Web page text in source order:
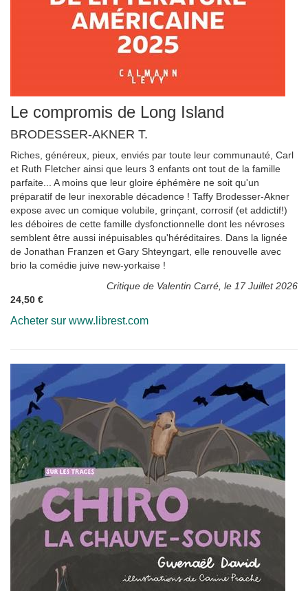
Le compromis de Long Island
BRODESSER-AKNER T.
Riches, généreux, pieux, enviés par toute leur communauté, Carl
et Ruth Fletcher ainsi que leurs 3 enfants ont tout de la famille
parfaite... A moins que leur gloire éphémère ne soit qu'un
préparatif de leur inexorable décadence ! Taffy Brodesser-Akner
expose avec un comique volubile, grinçant, corrosif (et addictif!)
les déboires de cette famille dysfonctionnelle dont les névroses
semblent être aussi inépuisables qu'héréditaires. Dans la lignée
de Jonathan Franzen et Gary Shteyngart, elle renouvelle avec
brio la comédie juive new-yorkaise !
Critique de Valentin Carré, le 17 Juillet 2026
24,50 €
Acheter sur www.librest.com